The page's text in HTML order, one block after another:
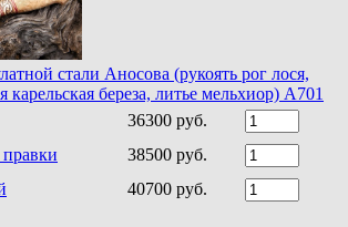
стали Аносова (рукоять рог лося,
карельская береза, литье мельхиор) A701
36300 руб.
38500 руб.
40700 руб.